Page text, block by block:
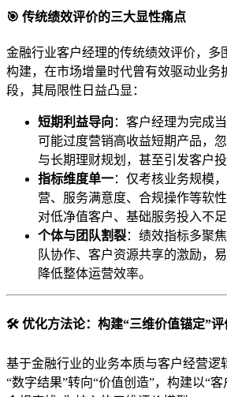
🎯 传统绩效评价的三大显性痛点
金融行业客户经理的传统绩效评价，多
构建，在市场增量时代曾有效驱动业务
段，其局限性日益凸显：
短期利益导向 ：客户经理为完成
可能过度营销高收益短期产品，
与长期理财规划，甚至引发客户投
指标维度单一：仅考核业务规模
营、服务满意度、合规操作等软
对低净值客户、基础服务投入不足
个体与团队割裂：绩效指标多聚
队协作、客户资源共享的激励，
降低整体运营效率。
🛠️ 优化方法论：构建“三维价值锚定”评
基于金融行业的业务本质与客户经营逻
“数字结果”转向“价值创造”，构建以“客